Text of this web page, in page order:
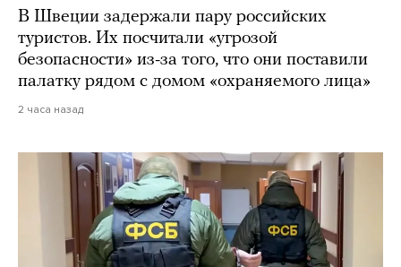
В Швеции задержали пару российских
туристов. Их посчитали «угрозой
безопасности» из-за того, что они поставили
палатку рядом с домом «охраняемого лица»
2 часа назад